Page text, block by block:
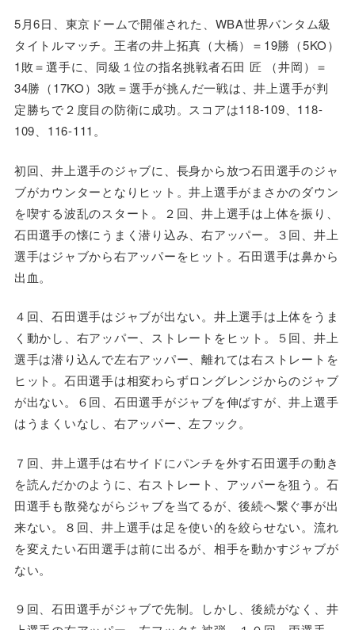
5月6日、東京ドームで開催された、WBA世界バンタム級
タイトルマッチ。王者の井上拓真（大橋）＝19勝（5KO）
1敗＝選手に、同級１位の指名挑戦者石田 匠 （井岡）＝
34勝（17KO）3敗＝選手が挑んだ一戦は、井上選手が判
定勝ちで２度目の防衛に成功。スコアは118-109、118-
109、116-111。
初回、井上選手のジャブに、長身から放つ石田選手のジャ
ブがカウンターとなりヒット。井上選手がまさかのダウン
を喫する波乱のスタート。２回、井上選手は上体を振り、
石田選手の懐にうまく潜り込み、右アッパー。３回、井上
選手はジャブから右アッパーをヒット。石田選手は鼻から
出血。
４回、石田選手はジャブが出ない。井上選手は上体をうま
く動かし、右アッパー、ストレートをヒット。５回、井上
選手は潜り込んで左右アッパー、離れては右ストレートを
ヒット。石田選手は相変わらずロングレンジからのジャブ
が出ない。６回、石田選手がジャブを伸ばすが、井上選手
はうまくいなし、右アッパー、左フック。
７回、井上選手は右サイドにパンチを外す石田選手の動き
を読んだかのように、右ストレート、アッパーを狙う。石
田選手も散発ながらジャブを当てるが、後続へ繋ぐ事が出
来ない。８回、井上選手は足を使い的を絞らせない。流れ
を変えたい石田選手は前に出るが、相手を動かすジャブが
ない。
９回、石田選手がジャブで先制。しかし、後続がなく、井